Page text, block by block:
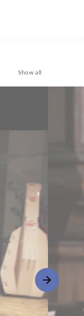
Show all